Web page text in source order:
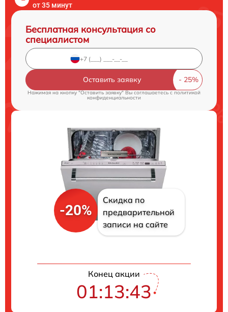
от 35 минут
Бесплатная консультация со
специалистом
Оставить заявку
Нажимая на кнопку "Оставить заявку" Вы соглашаетесь cполитикой
конфиденциальности
-20%
Скидка по
предварительной
записи на сайте
Конец акции
01:13:42